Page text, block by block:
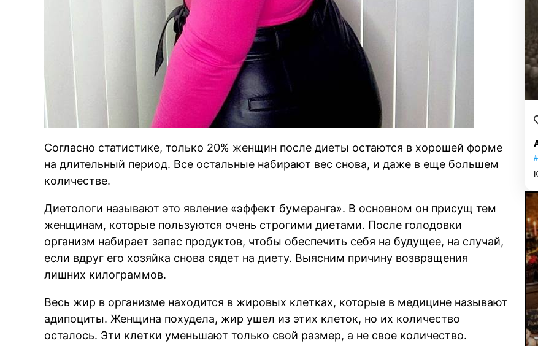
Согласно статистике, только 20% женщин после диеты остаются в хорошей форме
на длительный период. Все остальные набирают вес снова, и даже в еще большем
количестве.
Диетологи называют это явление «эффект бумеранга». В основном он присущ тем
женщинам, которые пользуются очень строгими диетами. После голодовки
организм набирает запас продуктов, чтобы обеспечить себя на будущее, на случай,
если вдруг его хозяйка снова сядет на диету. Выясним причину возвращения
лишних килограммов.
Весь жир в организме находится в жировых клетках, которые в медицине называют
адипоциты. Женщина похудела, жир ушел из этих клеток, но их количество
осталось. Эти клетки уменьшают только свой размер, а не свое количество.